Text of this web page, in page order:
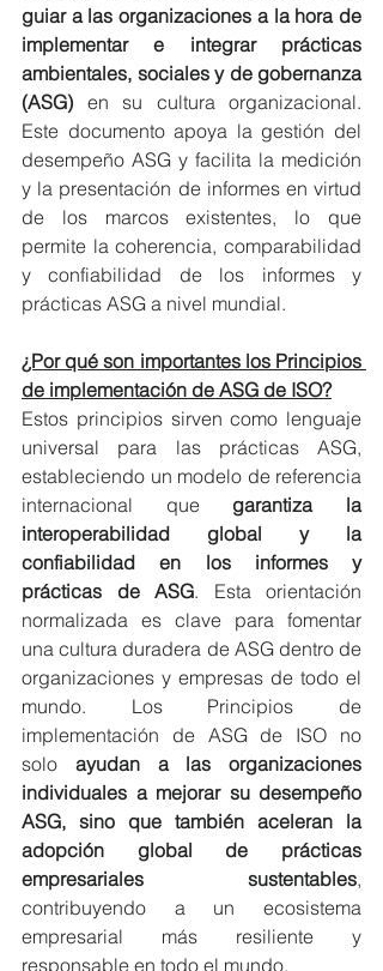
guiar a las organizaciones a la hora de
implementar e integrar prácticas
ambientales, sociales y de gobernanza
(ASG) en su cultura organizacional.
Este documento apoya la gestión del
desempeño ASG y facilita la medición
y la presentación de informes en virtud
de los marcos existentes, lo que
permite la coherencia, comparabilidad
y confiabilidad de los informes y
prácticas ASG a nivel mundial.
¿Por qué son importantes los Principios
de implementación de ASG de ISO?
Estos principios sirven como lenguaje
universal para las prácticas ASG,
estableciendo un modelo de referencia
internacional que garantiza la
interoperabilidad global y la
confiabilidad en los informes y
prácticas de ASG. Esta orientación
normalizada es clave para fomentar
una cultura duradera de ASG dentro de
organizaciones y empresas de todo el
mundo. Los Principios de
implementación de ASG de ISO no
solo ayudan a las organizaciones
individuales a mejorar su desempeño
ASG, sino que también aceleran la
adopción global de prácticas
empresariales sustentables,
contribuyendo a un ecosistema
empresarial más resiliente y
responsable en todo el mundo.